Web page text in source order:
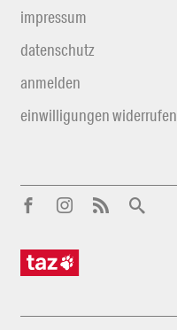
impressum
datenschutz
anmelden
einwilligungen widerrufen